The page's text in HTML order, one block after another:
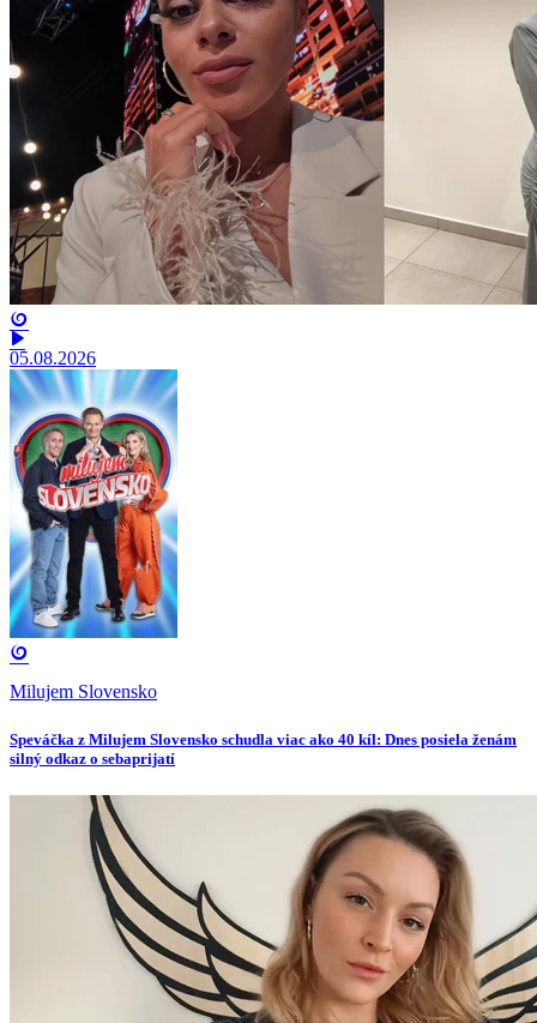
05.08.2026
Milujem Slovensko
Speváčka z Milujem Slovensko schudla viac ako 40 kíl: Dnes posiela ženám
silný odkaz o sebaprijatí